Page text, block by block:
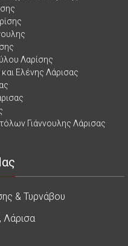
Λαρίσης
Ελένης Λάρισας
Γιάννουλης Λάρισας
& Τυρνάβου
Λάρισα